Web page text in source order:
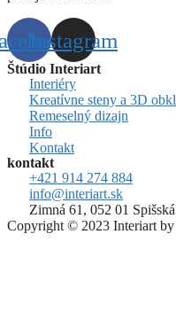
Instagram
Štúdio Interiart
Interiéry
Kreatívne steny a 3D
Remeselný dizajn
Info
Kontakt
kontakt
+421 914 274 884
info@interiart.sk
Zimná 61, 052 01
Copyright © 2023 Interiart by